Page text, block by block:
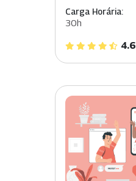
Carga Horária:
30h
4.6